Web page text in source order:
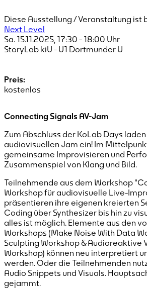
Diese Ausstellung / Veranstaltung ist
Next Level
Sa. 15.11.2025, 17:30 - 18:00 Uhr
StoryLab kiU - U1 Dortmunder U
Preis:
kostenlos
Connecting Signals AV-Jam
Zum Abschluss der KoLab Days
audiovisuellen Jam ein! Im
gemeinsame Improvisieren und
Zusammenspiel von Klang und Bild.
Teilnehmende aus dem Workshop
Workshop für audiovisuelle Live-
präsentieren ihre eigenen kreierten
Coding über Synthesizer bis hin zu
alles ist möglich. Elemente aus den
Workshops (Make Noise With Data
Sculpting Workshop & Audioreaktive
Workshop) können neu interpretiert
werden. Oder die Teilnehmenden
Audio Snippets und Visuals.
gejammt.